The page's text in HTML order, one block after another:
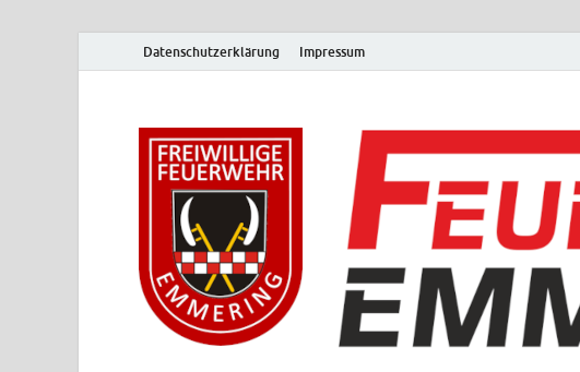
Datenschutzerklärung Impressum